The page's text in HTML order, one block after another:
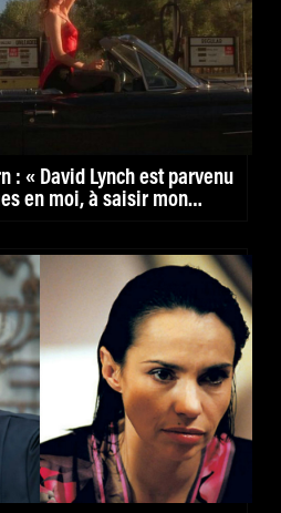
: « David Lynch est parvenu
en moi, à saisir mon